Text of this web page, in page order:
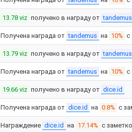
13.78 viz получено в награду от tandemus
Получена награда от tandemus на 10% с
13.79 viz получено в награду от tandemus
Получена награда от tandemus на 10% с
19.66 viz получено в награду от dice.id
Получена награда от dice.id на 0.8% с
Награждение dice.id на 17.14% с